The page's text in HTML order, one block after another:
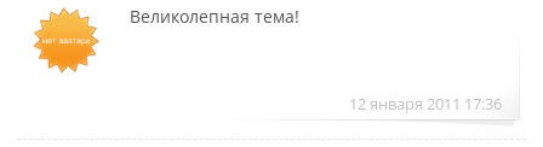
Великолепная тема!
12 января 2011 17:36